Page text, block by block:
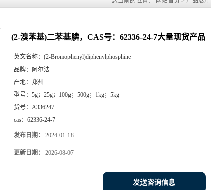
(2-溴苯基)二苯基膦，CAS号：62336-24-7大量现货产品
英文名称： (2-Bromophenyl)diphenylphosphine
品牌：
阿尔法
产地： 郑州
型号： 5g；25g；100g；500g；1kg；5kg
货号： A336247
cas： 62336-24-7
发布日期： 2024-01-18
更新日期： 2026-08-07
发送咨询信息